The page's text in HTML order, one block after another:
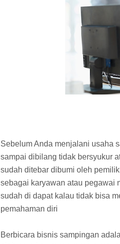
Sebelum Anda menjalani usaha
sampai dibilang tidak bersyukur
sudah ditebar dibumi oleh
sebagai karyawan atau pegawai
sudah di dapat kalau tidak bisa
pemahaman diri
Berbicara bisnis sampingan